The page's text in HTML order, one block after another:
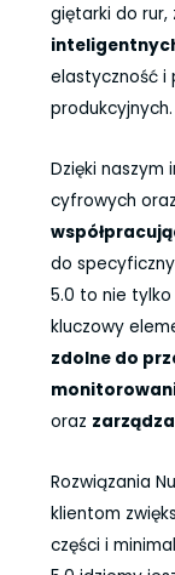
giętarki do
elastyczność i
produkcyjnych.
Dzięki naszym
cyfrowych
do
5.0 to nie
kluczowy
zdolne do
oraz
Rozwiązania
klientom
części i